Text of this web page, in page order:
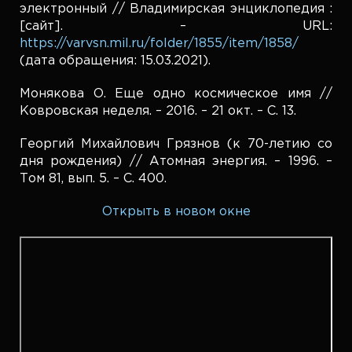
электронный // Владимирская энциклопедия :
[сайт]. – URL:
https://varvsn.mil.ru/folder/1855/item/1858/
(дата обращения: 15.03.2021).
Монякова О. Еще одно космическое имя //
Ковровская неделя. – 2016. – 21 окт. – С. 13.
Георгий Михайлович Грязнов (к 70-летию со
дня рождения) // Атомная энергия. – 1996. –
Том 81, вып. 5. – С. 400.
Открыть в новом окне